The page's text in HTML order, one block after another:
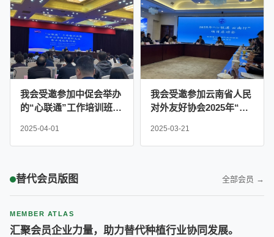
我会受邀参加中促会举办
的“心联通”工作培训班暨
设培训班
2025-04-01
我会受邀参加云南省人民
对外友好协会2025年“心
2025-03-21
替代会员版图 全部会员 →
MEMBER ATLAS
汇聚会员企业力量，助力替代种植行业协同发展。